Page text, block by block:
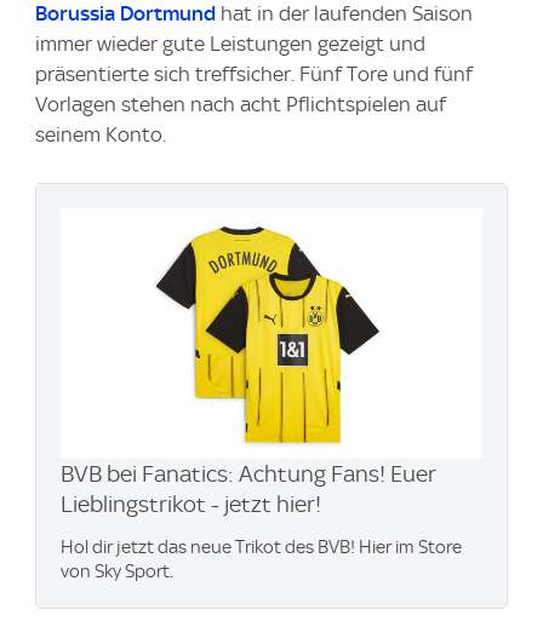
Borussia Dortmund hat in der laufenden Saison
immer wieder gute Leistungen gezeigt und
präsentierte sich treffsicher. Fünf Tore und fünf
Vorlagen stehen nach acht Pflichtspielen auf
seinem Konto.
BVB bei Fanatics: Achtung Fans! Euer
Lieblingstrikot - jetzt hier!
Hol dir jetzt das neue Trikot des BVB! Hier im Store
von Sky Sport.